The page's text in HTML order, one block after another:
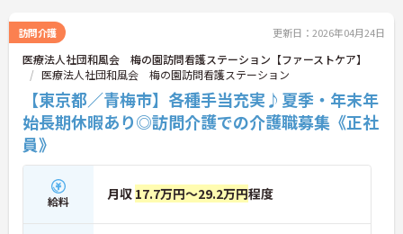
訪問介護 更新日：2026年04月24日
医療法人社団和風会 梅の園訪問看護ステーション【ファーストケア】
医療法人社団和風会 梅の園訪問看護ステーション
【東京都／青梅市】各種手当充実♪夏季・年末年
始長期休暇あり◎訪問介護での介護職募集《正社
員》
給料 月収 17.7万円～29.2万円程度